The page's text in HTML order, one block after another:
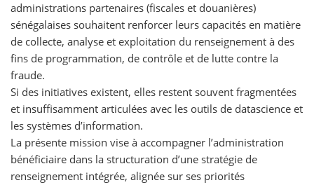
administrations partenaires (fiscales et douanières)
sénégalaises souhaitent renforcer leurs capacités en matière
de collecte, analyse et exploitation du renseignement à des
fins de programmation, de contrôle et de lutte contre la
fraude.
Si des initiatives existent, elles restent souvent fragmentées
et insuffisamment articulées avec les outils de datascience et
les systèmes d’information.
La présente mission vise à accompagner l’administration
bénéficiaire dans la structuration d’une stratégie de
renseignement intégrée, alignée sur ses priorités